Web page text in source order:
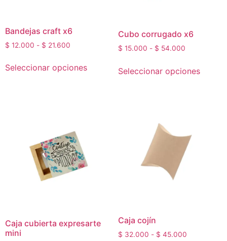
Bandejas craft x6
$ 12.000 - $ 21.600
Seleccionar opciones
Cubo corrugado x6
$ 15.000 - $ 54.000
Seleccionar opciones
Caja cubierta expresarte
mini
Caja cojín
$ 32.000 - $ 45.000